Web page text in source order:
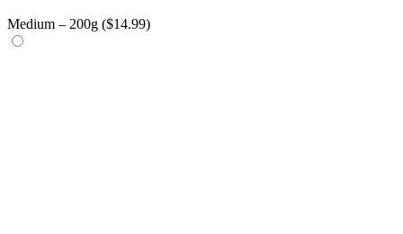
Medium – 200g ($14.99)